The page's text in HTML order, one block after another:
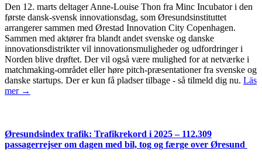
Den 12. marts deltager Anne-Louise Thon fra Minc Incubator i den
første dansk-svensk innovationsdag, som Øresundsinstituttet
arrangerer sammen med Ørestad Innovation City Copenhagen.
Sammen med aktører fra blandt andet svenske og danske
innovationsdistrikter vil innovationsmuligheder og udfordringer i
Norden blive drøftet. Der vil også være mulighed for at netværke i
matchmaking-området eller høre pitch-præsentationer fra svenske og
danske startups. Der er kun få pladser tilbage - så tilmeld dig nu. Läs
mer →
Øresundsindex trafik: Trafikrekord i 2025 – 112.309
passagerrejser om dagen med bil, tog og færge over Øresund